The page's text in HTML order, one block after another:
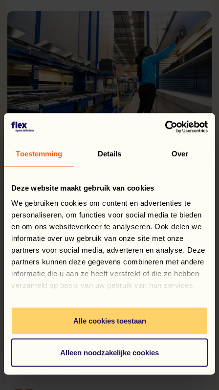
Toestemming Details Over
Deze website maakt gebruik van cookies
We gebruiken cookies om content en advertenties te
personaliseren, om functies voor social media te bieden
en om ons websiteverkeer te analyseren. Ook delen we
informatie over uw gebruik van onze site met onze
partners voor social media, adverteren en analyse. Deze
partners kunnen deze gegevens combineren met andere
informatie die u aan ze heeft verstrekt of die ze hebben
verzameld op basis van uw gebruik van hun services.
Alle cookies toestaan
Alleen noodzakelijke cookies
Kwaliteit boven
kwantiteitKwaliteit boven
kwantiteit
Paul Dekker:
“Voor ons is betrouwbaarheid belangrijker dan
alleen maar snel leveren. Je kunt beter vijf goede
mensen hebben dan tien halve matches.”’
Vooruitkijken: groei en
verandering
De komende jaren blijft MegaGroup in
ontwikkeling: plannen voor een nieuw warehouse
in het VK, optimalisatie van inkoopprocessen, en
mogelijk langere seizoenen. Dat vraagt om partners
die meebewegen.
Manrico Tuunter: